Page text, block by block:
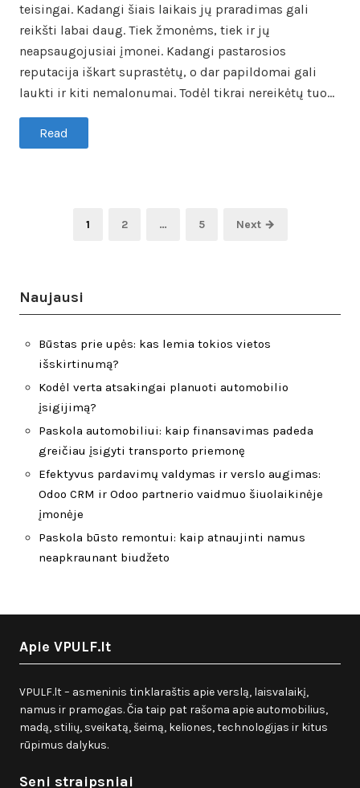
teisingai. Kadangi šiais laikais jų praradimas gali
reikšti labai daug. Tiek žmonėms, tiek ir jų
neapsaugojusiai įmonei. Kadangi pastarosios
reputacija iškart suprastėtų, o dar papildomai gali
laukti ir kiti nemalonumai. Todėl tikrai nereikėtų tuo…
Read
Page
1 Page
2 … Page
5 Next →
Naujausi
Būstas prie upės: kas lemia tokios vietos
išskirtinumą?
Kodėl verta atsakingai planuoti automobilio
įsigijimą?
Paskola automobiliui: kaip finansavimas padeda
greičiau įsigyti transporto priemonę
Efektyvus pardavimų valdymas ir verslo augimas:
Odoo CRM ir Odoo partnerio vaidmuo šiuolaikinėje
įmonėje
Paskola būsto remontui: kaip atnaujinti namus
neapkraunant biudžeto
Apie VPULF.lt
VPULF.lt – asmeninis tinklaraštis apie verslą, laisvalaikį,
namus ir pramogas. Čia taip pat rašoma apie automobilius,
madą, stilių, sveikatą, šeimą, keliones, technologijas ir kitus
rūpimus dalykus.
Seni straipsniai